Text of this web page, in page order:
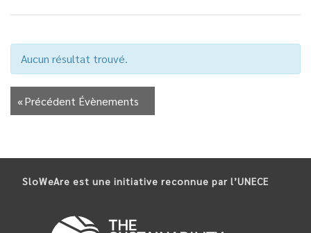
Aucun résultat trouvé.
«Précédent Évènements
SloWeAre est une initiative reconnue par l’UNECE